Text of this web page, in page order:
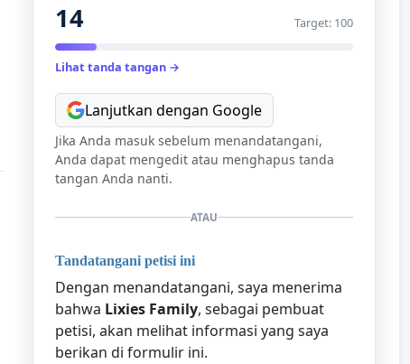
14 Target: 100
Lihat tanda tangan →
Lanjutkan dengan Google
Jika Anda masuk sebelum menandatangani,
Anda dapat mengedit atau menghapus tanda
tangan Anda nanti.
ATAU
Tandatangani petisi ini
Dengan menandatangani, saya menerima
bahwa Lixies Family, sebagai pembuat
petisi, akan melihat informasi yang saya
berikan di formulir ini.